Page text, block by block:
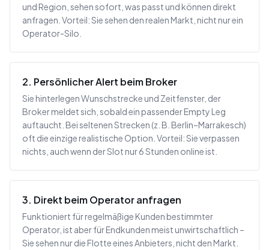
und Region, sehen sofort, was passt und können direkt
anfragen. Vorteil: Sie sehen den realen Markt, nicht nur ein
Operator-Silo.
2. Persönlicher Alert beim Broker
Sie hinterlegen Wunschstrecke und Zeitfenster, der
Broker meldet sich, sobald ein passender Empty Leg
auftaucht. Bei seltenen Strecken (z. B. Berlin–Marrakesch)
oft die einzige realistische Option. Vorteil: Sie verpassen
nichts, auch wenn der Slot nur 6 Stunden online ist.
3. Direkt beim Operator anfragen
Funktioniert für regelmäßige Kunden bestimmter
Operator, ist aber für Endkunden meist unwirtschaftlich –
Sie sehen nur die Flotte eines Anbieters, nicht den Markt.